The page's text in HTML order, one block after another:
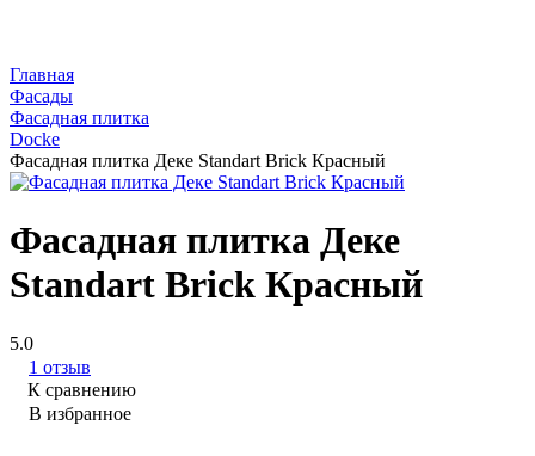
Главная
Фасады
Фасадная плитка
Docke
Фасадная плитка Деке Standart Brick Красный
Фасадная плитка Деке
Standart Brick Красный
5.0
1 отзыв
К сравнению
В избранное